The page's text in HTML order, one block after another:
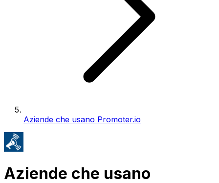
Aziende che usano Promoter.io
Aziende che usano